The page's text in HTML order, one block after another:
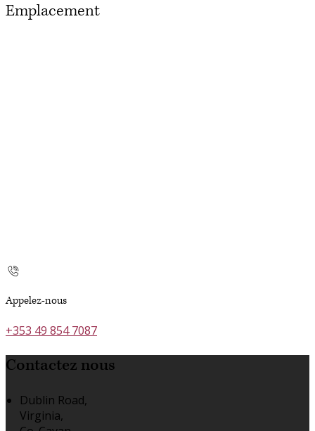
Emplacement
Appelez-nous
+353 49 854 7087
Contactez nous
Dublin Road,
Virginia,